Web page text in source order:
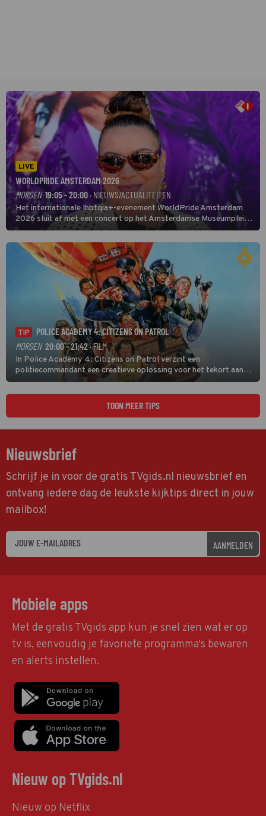
LIVE
WORLDPRIDE AMSTERDAM 2026
MORGEN 19:05 - 20:00· NIEUWS/ACTUALITEITEN
Het internationale lhbtqia+-evenement WorldPride Amsterdam
2026 sluit af met een concert op het Amsterdamse Museumplein.
Anita Doth is een van de optredende artiesten. In de jaren 90
veroverde ze de wereld als zangeres van 2Unlimited.
TIP
POLICE ACADEMY 4: CITIZENS ON PATROL
MORGEN 20:00 - 21:42· FILM
In Police Academy 4: Citizens on Patrol verzint een
politiecommandant een creatieve oplossing voor het tekort aan
agenten.
TOON MEER TIPS
Nieuwsbrief
Schrijf je in voor de gratis TVgids.nl nieuwsbrief en
ontvang iedere dag de leukste kijktips direct in jouw
mailbox!
AANMELDEN
Mobiele apps
Met de gratis TVgids app kun je snel zien wat er op
tv is, eenvoudig je favoriete programma's bewaren
en alerts instellen.
Nieuw op TVgids.nl
Nieuw op Netflix